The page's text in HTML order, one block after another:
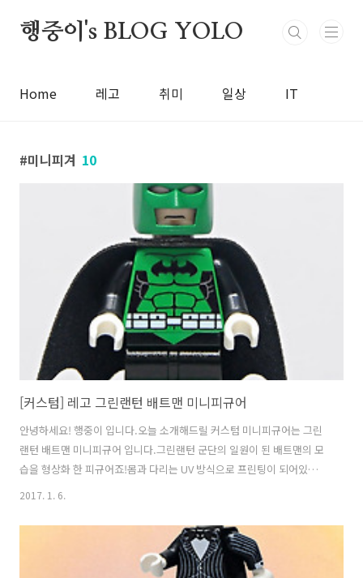
행중이's BLOG YOLO
Home 레고 취미 일상 IT
미니피겨 10
[커스텀] 레고 그린랜턴 배트맨 미니피규어
안녕하세요! 행중이 입니다.오늘 소개해드릴 커스텀 미니피규어는 그린
랜턴 배트맨 미니피규어 입니다.그린랜턴 군단의 일원이 된 배트맨의 모
습을 형상화 한 피규어죠!몸과 다리는 UV 방식으로 프린팅이 되어있고,
배트맨의 검은 카울이 초록색으로 도색되어 있습니다.이 모습은 코믹스
다. 디자인의 차이가 약간 존재하지만 흡사한 모습이죠^^ 이건 유명한
남아공 장인의 그린랜턴 배트맨 미니피규어 입니다.게임의 모습과 더 흡
사한걸 볼 수 있는데요. 가격이 $70로 사악합니다^^; 그린랜턴 배트맨레
2017. 1. 6.